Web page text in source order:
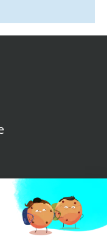
mon actualité
les réseaux sociaux :